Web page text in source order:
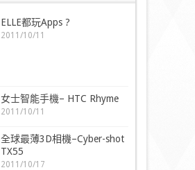
ELLE都玩Apps ?
2011/10/11
女士智能手機– HTC Rhyme
2011/10/11
全球最薄3D相機–Cyber-shot
TX55
2011/10/17